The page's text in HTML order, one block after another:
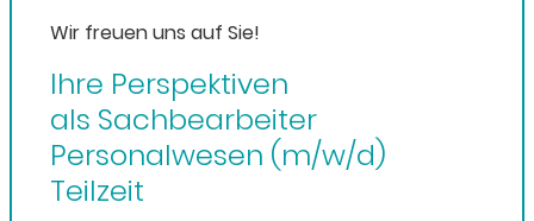
Wir freuen uns auf Sie!
Ihre Perspektiven
als Sachbearbeiter
Personalwesen (m/w/d)
Teilzeit